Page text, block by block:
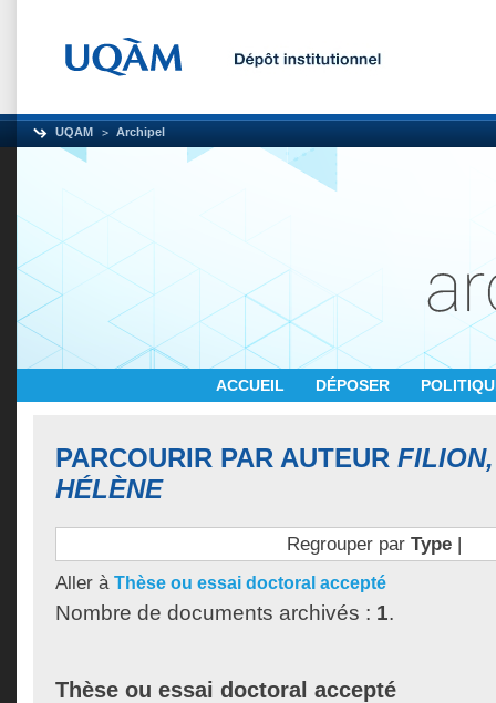
UQAM Archipel
ACCUEIL DÉPOSER
PARCOURIR PAR AUTEUR
HÉLÈNE
Regrouper par Type|
Aller à Thèse ou essai doctoral accepté
Nombre de documents archivés : 1.
Thèse ou essai doctoral accepté